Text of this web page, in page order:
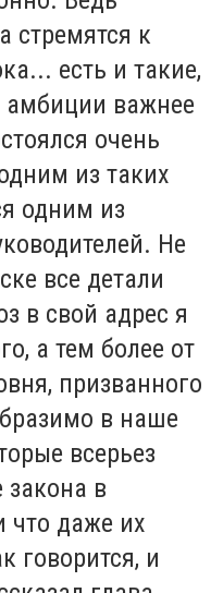
стремятся к
есть и такие,
амбиции важнее
очень
из таких
одним из
Не
все детали
в свой адрес я
а тем более от
призванного
в наше
всерьез
в
что даже их
говорится, и